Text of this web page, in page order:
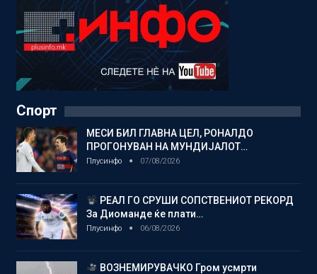
Спорт
МЕСИ БИЛ ГЛАВНА ЦЕЛ, РОНАЛДО
ПРОГОНУВАН НА МУНДИЈАЛОТ…
Плусинфо 07/08/2026
РЕАЛ ГО СРУШИ СОПСТВЕНИОТ РЕКОРД
За Диоманде ќе плати…
Плусинфо 06/08/2026
ВОЗНЕМИРУВАЧКО Гром усмрти